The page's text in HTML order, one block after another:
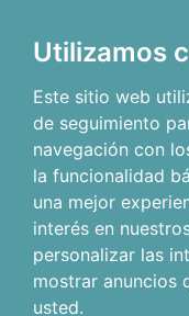
Utilizamos
Este sitio web
de seguimiento
navegación con
la funcionalidad
una mejor
interés en
personalizar las
mostrar anuncios
usted.